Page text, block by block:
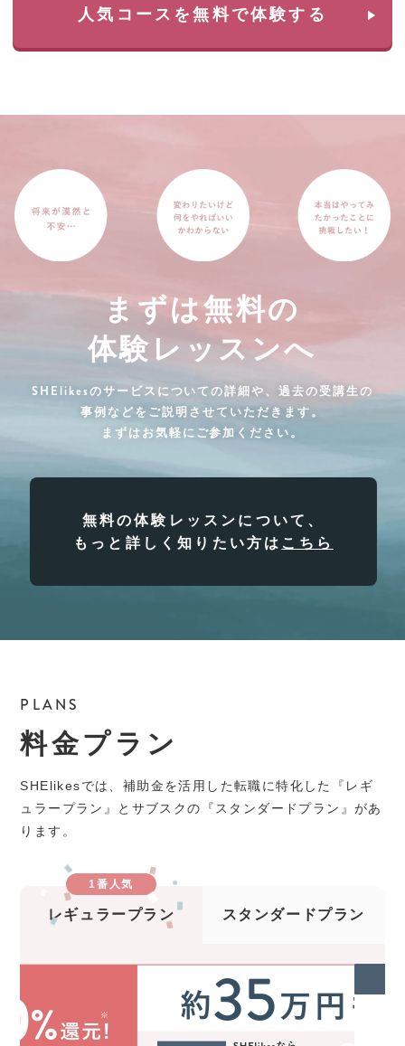
人気コースを無料で体験する
まずは無料の
体験レッスンへ
SHElikesのサービスについての詳細や、過去の受講生の
事例などをご説明させていただきます。
まずはお気軽にご参加ください。
無料の体験レッスンについて、
もっと詳しく知りたい方は こちら
PLANS
料金プラン
SHElikesでは、補助金を活用した転職に特化した『レギ
ュラープラン』とサブスクの『スタンダードプラン』があ
ります。
レギュラープラン
1番人気
スタンダードプラン